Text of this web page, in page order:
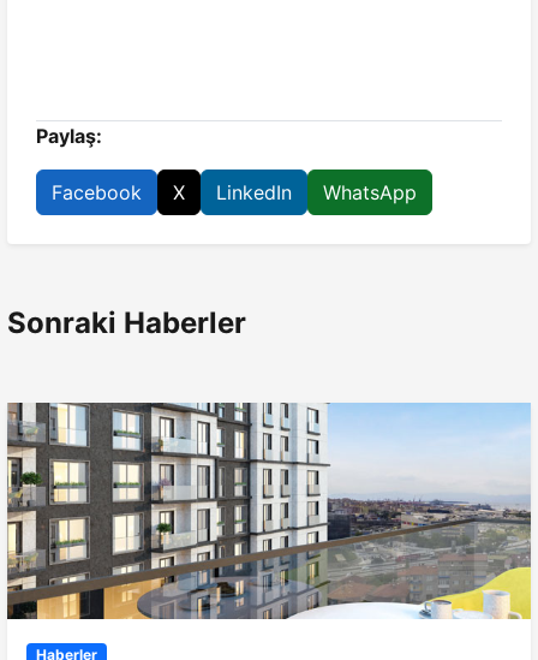
Paylaş:
Facebook X LinkedIn WhatsApp
Sonraki Haberler
Haberler